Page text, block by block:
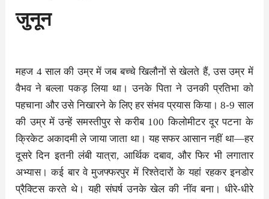
जुनून
महज 4 साल की उम्र में जब बच्चे खिलौनों से खेलते हैं, उस उम्र में
वैभव ने बल्ला पकड़ लिया था। उनके पिता ने उनकी प्रतिभा को
पहचाना और उसे निखारने के लिए हर संभव प्रयास किया। 8-9 साल
की उम्र में उन्हें समस्तीपुर से करीब 100 किलोमीटर दूर पटना के
क्रिकेट अकादमी ले जाया जाता था। यह सफर आसान नहीं था—हर
दूसरे दिन इतनी लंबी यात्रा, आर्थिक दबाव, और फिर भी लगातार
अभ्यास। कई बार वे मुजफ्फरपुर में रिश्तेदारों के यहां रहकर इनडोर
प्रैक्टिस करते थे। यही संघर्ष उनके खेल की नींव बना। धीरे-धीरे